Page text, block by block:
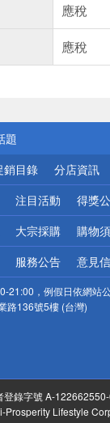
應稅
應稅
告
題
惠
區配送
頁！請小心！
銷目錄 分店資訊
注目活動 得獎
大宗採購 購物
服務公告 意見
21:00，例假日依網站
路136號5樓 (台灣)
登錄字號 A-
Lifestyle